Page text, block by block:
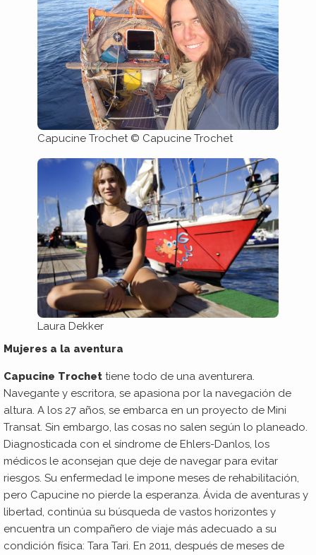
Capucine Trochet © Capucine Trochet
Laura Dekker
Mujeres a la aventura
Capucine Trochet tiene todo de una aventurera.
Navegante y escritora, se apasiona por la navegación de
altura. A los 27 años, se embarca en un proyecto de Mini
Transat. Sin embargo, las cosas no salen según lo planeado.
Diagnosticada con el síndrome de Ehlers-Danlos, los
médicos le aconsejan que deje de navegar para evitar
riesgos. Su enfermedad le impone meses de rehabilitación,
pero Capucine no pierde la esperanza. Ávida de aventuras y
libertad, continúa su búsqueda de vastos horizontes y
encuentra un compañero de viaje más adecuado a su
condición física: Tara Tari. En 2011, después de meses de